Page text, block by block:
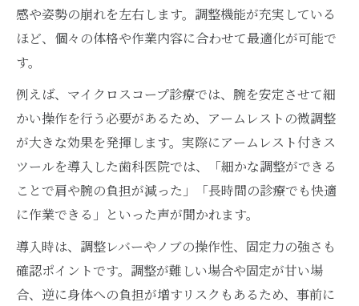
感や姿勢の崩れを左右します。調整機能が充実している
ほど、個々の体格や作業内容に合わせて最適化が可能で
す。
例えば、マイクロスコープ診療では、腕を安定させて細
かい操作を行う必要があるため、アームレストの微調整
が大きな効果を発揮します。実際にアームレスト付きス
ツールを導入した歯科医院では、「細かな調整ができる
ことで肩や腕の負担が減った」「長時間の診療でも快適
に作業できる」といった声が聞かれます。
導入時は、調整レバーやノブの操作性、固定力の強さも
確認ポイントです。調整が難しい場合や固定が甘い場
合、逆に身体への負担が増すリスクもあるため、事前に